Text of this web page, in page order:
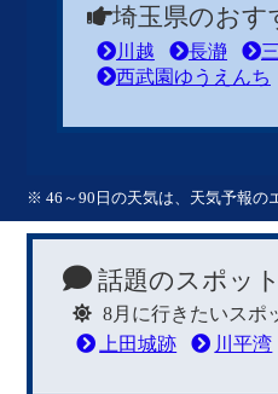
埼玉県のおす
川越 長瀞
西武園ゆうえんち
※ 46～90日の天気は、天気予報の
話題のスポット
8月に行きたいスポ
上田城跡
川平湾